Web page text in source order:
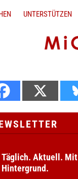
UNTERSTÜTZEN
Täglich. Aktuell. Mit
Hintergrund.